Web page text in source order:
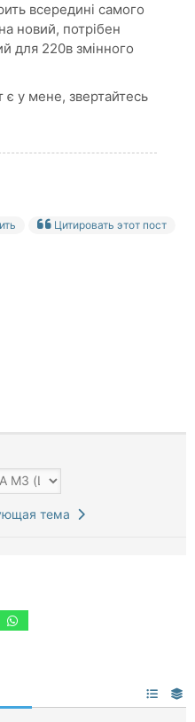
всередині самого
новий, потрібен
для 220в змінного
є у мене, звертайтесь
Цитировать этот пост
тема